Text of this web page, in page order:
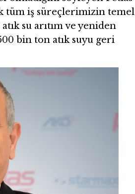
tüm iş süreçlerimizin temel
su arıtım ve yeniden
bin ton atık suyu geri